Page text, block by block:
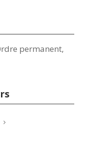
permanent,
5